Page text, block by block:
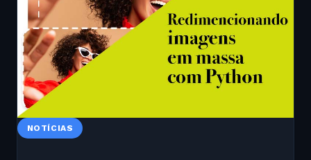
NOTÍCIAS